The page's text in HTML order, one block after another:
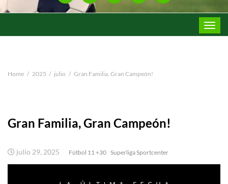
Toggle
Home 2025 julio Gran Familia, Gran Campeón!
Gran Familia, Gran Campeón!
julio 29, 2025 Fútbol 11 +30 Superliga Sportcenter